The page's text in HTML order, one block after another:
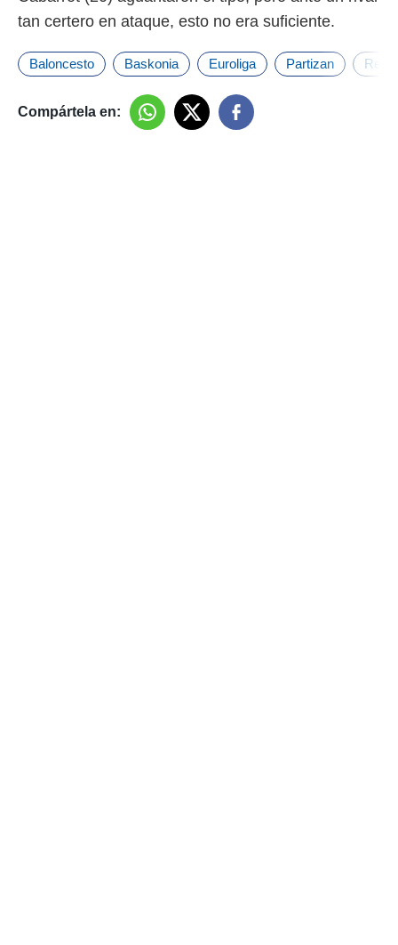
tan certero en ataque, esto no era suficiente.
Baloncesto Baskonia Euroliga Partizan Real
Compártela en: